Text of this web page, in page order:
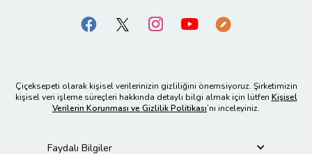
Çiçeksepeti olarak kişisel verilerinizin gizliliğini önemsiyoruz. Şirketimizin
kişisel veri işleme süreçleri hakkında detaylı bilgi almak için lütfen Kişisel
Verilerin Korunması ve Gizlilik Politikası’nı inceleyiniz.
Faydalı Bilgiler